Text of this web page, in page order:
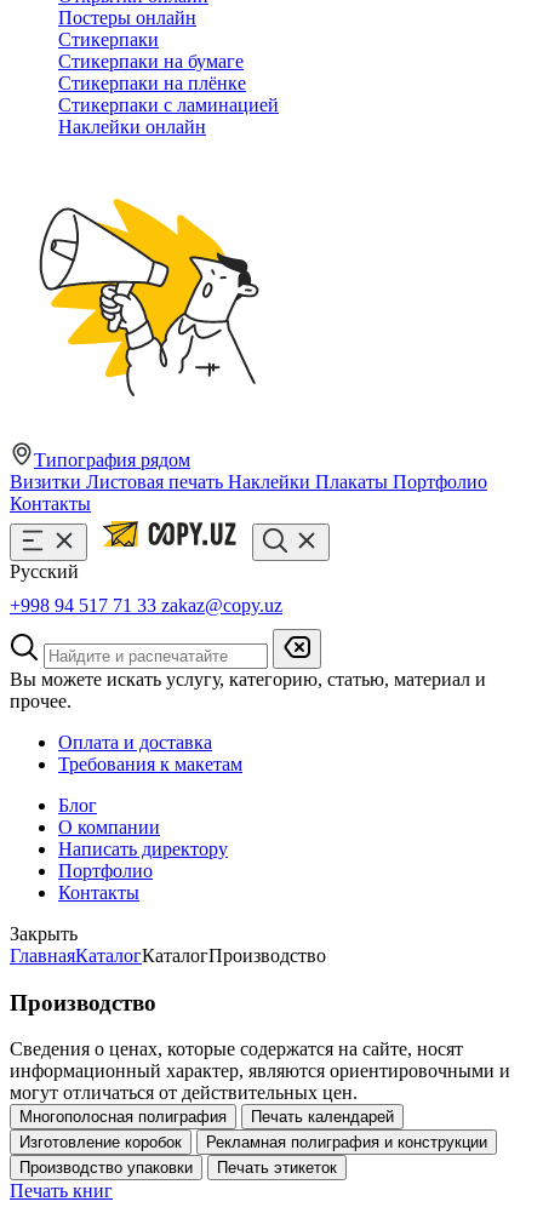
Постеры онлайн
Стикерпаки
Стикерпаки на бумаге
Стикерпаки на плёнке
Стикерпаки с ламинацией
Наклейки онлайн
Типография рядом
Визитки Листовая печать Наклейки Плакаты Портфолио
Контакты
Русский
+998 94 517 71 33 zakaz@copy.uz
Вы можете искать услугу, категорию, статью, материал и
прочее.
Оплата и доставка
Требования к макетам
Блог
О компании
Написать директору
Портфолио
Контакты
Закрыть
ГлавнаяКаталогКаталогПроизводство
Производство
Сведения о ценах, которые содержатся на сайте, носят
информационный характер, являются ориентировочными и
могут отличаться от действительных цен.
Многополосная полиграфия
Печать календарей
Изготовление коробок
Рекламная полиграфия и конструкции
Производство упаковки
Печать этикеток
Печать книг